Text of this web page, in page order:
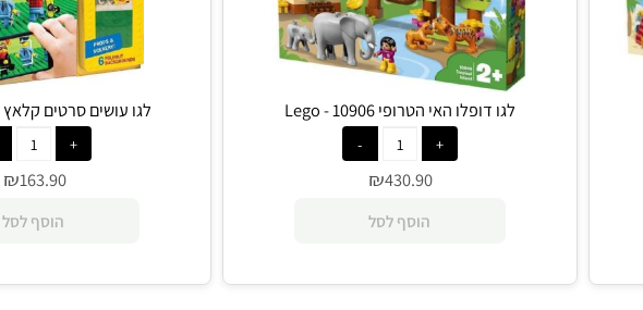
לגו עושים סרטים קלאץ - Klutz Lego
הוסף לסל
לגו דופלו האי הטרופי 10906 - Lego
הוסף לסל